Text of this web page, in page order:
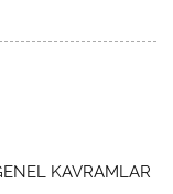
KAVRAMLAR